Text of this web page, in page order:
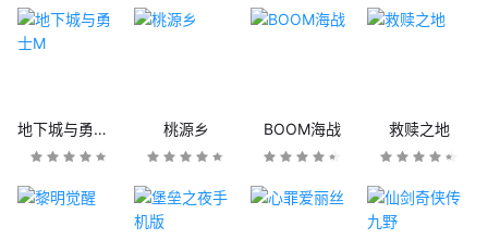
地下城与勇士M 桃源乡 BOOM海战 救赎之地